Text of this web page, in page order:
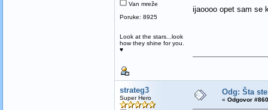
Van mreže
Poruke: 8925
Look at the stars...look
how they shine for you.
♥
ijaoooo opet sam
strateg3
Super Hero
Odg: Šta
« Odgovor